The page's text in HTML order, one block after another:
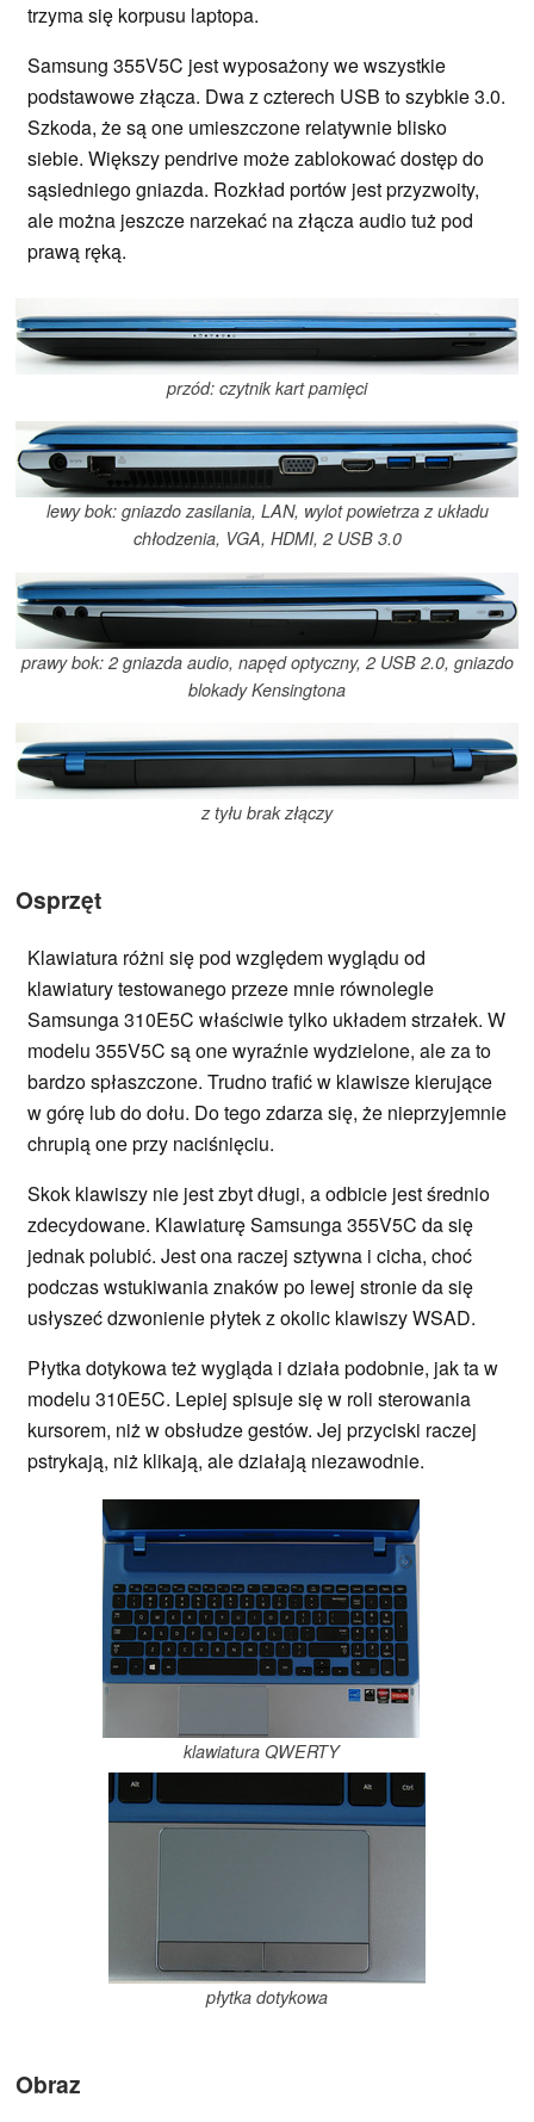
trzyma się korpusu laptopa.
Samsung 355V5C jest wyposażony we wszystkie
podstawowe złącza. Dwa z czterech USB to szybkie 3.0.
Szkoda, że są one umieszczone relatywnie blisko
siebie. Większy pendrive może zablokować dostęp do
sąsiedniego gniazda. Rozkład portów jest przyzwoity,
ale można jeszcze narzekać na złącza audio tuż pod
prawą ręką.
przód: czytnik kart pamięci
lewy bok: gniazdo zasilania, LAN, wylot powietrza z układu
chłodzenia, VGA, HDMI, 2 USB 3.0
prawy bok: 2 gniazda audio, napęd optyczny, 2 USB 2.0, gniazdo
blokady Kensingtona
z tyłu brak złączy
Osprzęt
Klawiatura różni się pod względem wyglądu od
klawiatury testowanego przeze mnie równolegle
Samsunga 310E5C właściwie tylko układem strzałek. W
modelu 355V5C są one wyraźnie wydzielone, ale za to
bardzo spłaszczone. Trudno trafić w klawisze kierujące
w górę lub do dołu. Do tego zdarza się, że nieprzyjemnie
chrupią one przy naciśnięciu.
Skok klawiszy nie jest zbyt długi, a odbicie jest średnio
zdecydowane. Klawiaturę Samsunga 355V5C da się
jednak polubić. Jest ona raczej sztywna i cicha, choć
podczas wstukiwania znaków po lewej stronie da się
usłyszeć dzwonienie płytek z okolic klawiszy WSAD.
Płytka dotykowa też wygląda i działa podobnie, jak ta w
modelu 310E5C. Lepiej spisuje się w roli sterowania
kursorem, niż w obsłudze gestów. Jej przyciski raczej
pstrykają, niż klikają, ale działają niezawodnie.
klawiatura QWERTY
płytka dotykowa
Obraz